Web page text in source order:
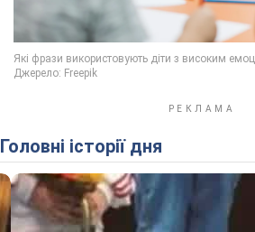
Головні історії дня